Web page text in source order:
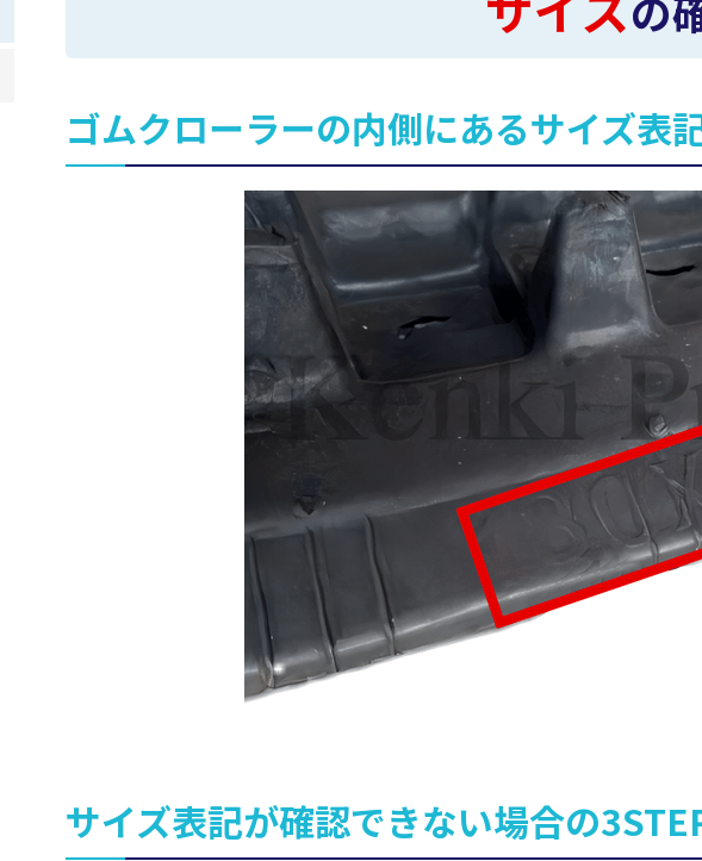
ゴムクローラーの内側にあるサイズ表
サイズ表記が確認できない場合の